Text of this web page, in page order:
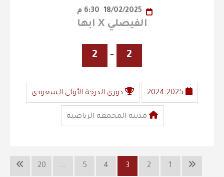
الفيصلي X ابها
2
-
2
2024-2025 دوري الدرجة الأولى السعودي
مدينة المجمعة الرياضية
1
2
3
4
5
…
20